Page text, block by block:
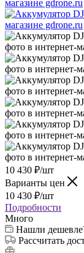
10 430 ₽/шт
Варианты цен
10 430 ₽/шт
Подробности
Много
Нашли
Рассчитать